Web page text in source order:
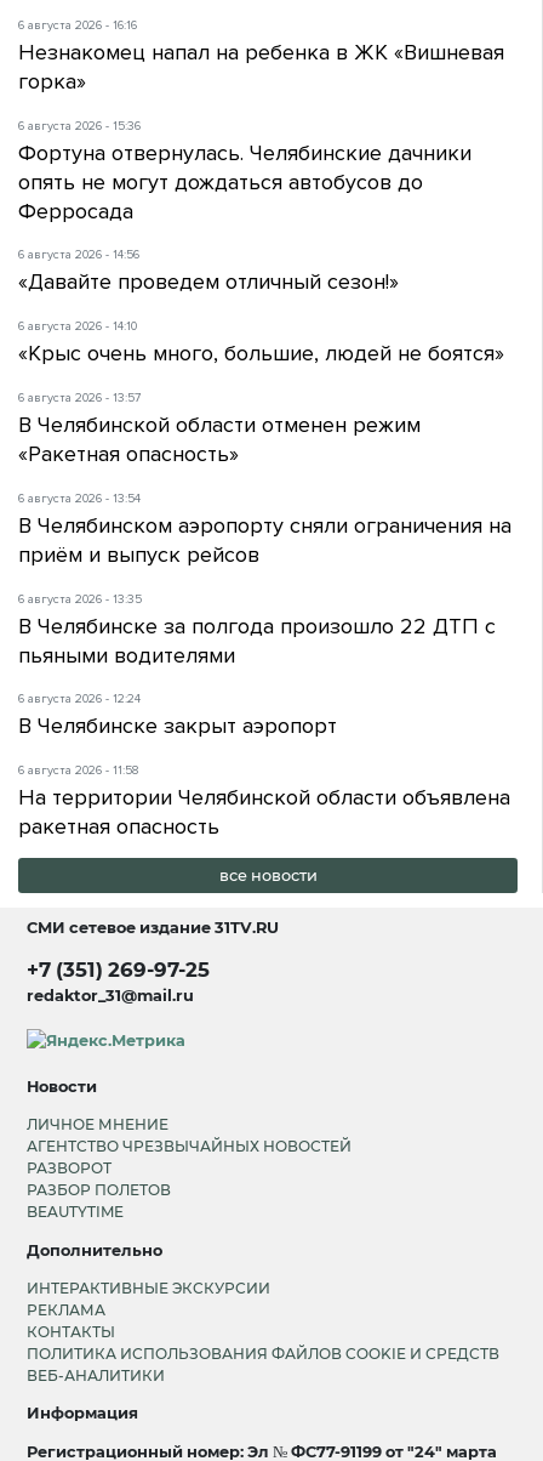
6 августа 2026 - 16:16
Незнакомец напал на ребенка в ЖК «Вишневая
горка»
6 августа 2026 - 15:36
Фортуна отвернулась. Челябинские дачники
опять не могут дождаться автобусов до
Ферросада
6 августа 2026 - 14:56
«Давайте проведем отличный сезон!»
6 августа 2026 - 14:10
«Крыс очень много, большие, людей не боятся»
6 августа 2026 - 13:57
В Челябинской области отменен режим
«Ракетная опасность»
6 августа 2026 - 13:54
В Челябинском аэропорту сняли ограничения на
приём и выпуск рейсов
6 августа 2026 - 13:35
В Челябинске за полгода произошло 22 ДТП с
пьяными водителями
6 августа 2026 - 12:24
В Челябинске закрыт аэропорт
6 августа 2026 - 11:58
На территории Челябинской области объявлена
ракетная опасность
все новости
СМИ сетевое издание31TV.RU
+7 (351) 269-97-25
redaktor_31@mail.ru
Новости
ЛИЧНОЕ МНЕНИЕ
АГЕНТСТВО ЧРЕЗВЫЧАЙНЫХ НОВОСТЕЙ
РАЗВОРОТ
РАЗБОР ПОЛЕТОВ
BEAUTYTIME
Дополнительно
ИНТЕРАКТИВНЫЕ ЭКСКУРСИИ
РЕКЛАМА
КОНТАКТЫ
ПОЛИТИКА ИСПОЛЬЗОВАНИЯ ФАЙЛОВ COOKIE И СРЕДСТВ
ВЕБ-АНАЛИТИКИ
Информация
Регистрационный номер: Эл № ФС77-91199 от "24" марта